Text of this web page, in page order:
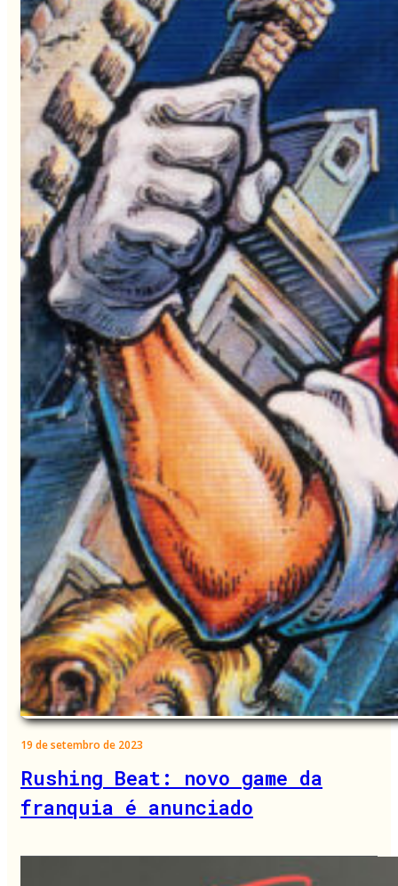
19 de setembro de 2023
Rushing Beat: novo game da
franquia é anunciado